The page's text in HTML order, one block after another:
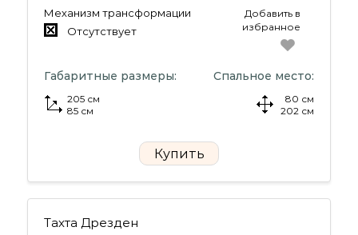
Механизм трансформации
Отсутствует
Добавить в
избранное
Габаритные размеры:
205 см
85 см
Спальное место:
80 см
202 см
Купить
Тахта Дрезден